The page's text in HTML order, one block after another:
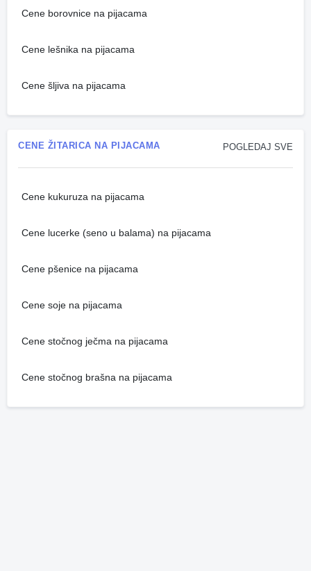
Cene borovnice na pijacama
Cene lešnika na pijacama
Cene šljiva na pijacama
POGLEDAJ SVE
CENE ŽITARICA NA PIJACAMA
Cene kukuruza na pijacama
Cene lucerke (seno u balama) na pijacama
Cene pšenice na pijacama
Cene soje na pijacama
Cene stočnog ječma na pijacama
Cene stočnog brašna na pijacama